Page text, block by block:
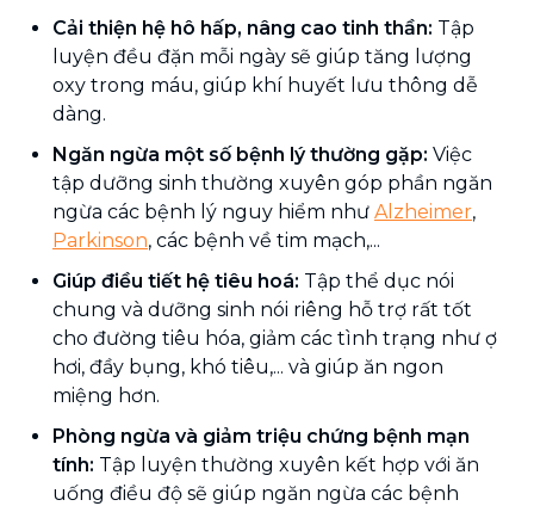
Cải thiện hệ hô hấp, nâng cao tinh thần: Tập
luyện đều đặn mỗi ngày sẽ giúp tăng lượng
oxy trong máu, giúp khí huyết lưu thông dễ
dàng.
Ngăn ngừa một số bệnh lý thường gặp: Việc
tập dưỡng sinh thường xuyên góp phần ngăn
ngừa các bệnh lý nguy hiểm như Alzheimer,
Parkinson, các bệnh về tim mạch,...
Giúp điều tiết hệ tiêu hoá: Tập thể dục nói
chung và dưỡng sinh nói riêng hỗ trợ rất tốt
cho đường tiêu hóa, giảm các tình trạng như ợ
hơi, đầy bụng, khó tiêu,... và giúp ăn ngon
miệng hơn.
Phòng ngừa và giảm triệu chứng bệnh mạn
tính: Tập luyện thường xuyên kết hợp với ăn
uống điều độ sẽ giúp ngăn ngừa các bệnh